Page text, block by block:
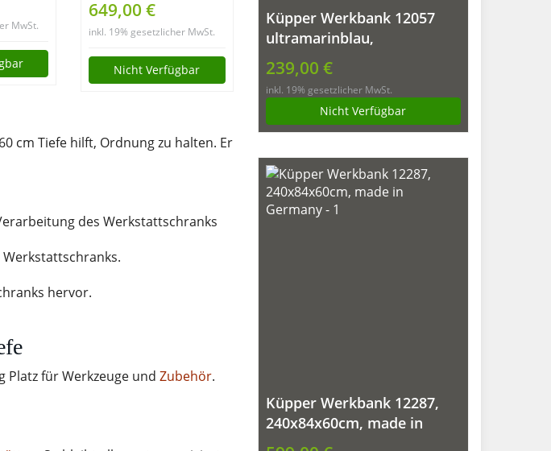
x B x
MwSt.
Werkstattschrank
mit 4
höhenverstellbaren
Fachböden,
120 x 60 cm (H x B
649,00 €
inkl. 19% gesetzlicher MwSt.
Nicht Verfügbar
cm Tiefe hilft, Ordnung zu halten. Er
des Werkstattschranks
hervor.
Platz für Werkzeuge und Zubehör.
Küpper Werkbank 12057
ultramarinblau,
120x84x60cm, 2
Schubladen, 2 Türen, 300 kg
Traglast, 30 mm massive
Buchenarbeitsplatte
239,00 €
inkl. 19% gesetzlicher MwSt.
Nicht Verfügbar
Küpper Werkbank 12287,
240x84x60cm, made in
Germany